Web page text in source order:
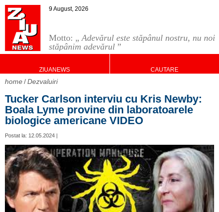
Motto: „Adevărul este stăpânul nostru, nu noi
stăpânim adevărul ”
9 August, 2026
ZIUANEWS CAUTARE
home Dezvaluiri
Tucker Carlson interviu cu Kris Newby:
Boala Lyme provine din laboratoarele
biologice americane VIDEO
Postat la: 12.05.2024 |